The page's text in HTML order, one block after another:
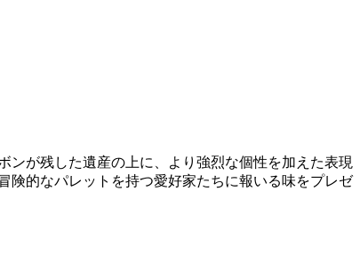
が残した遺産の上に、より強烈な個性を加えた表現
険的なパレットを持つ愛好家たちに報いる味をプレゼ